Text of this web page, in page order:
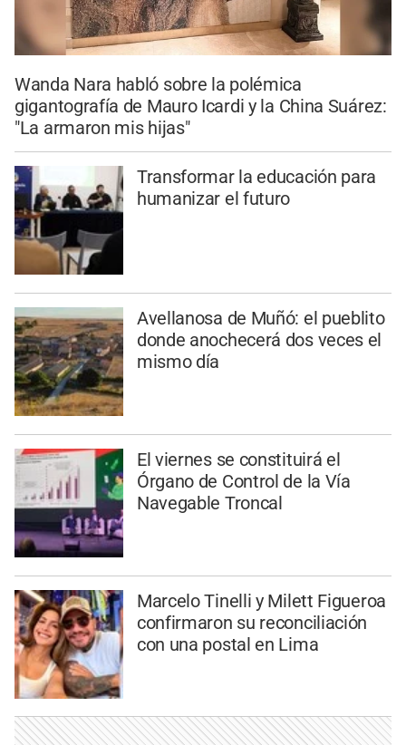
Wanda Nara habló sobre la polémica
gigantografía de Mauro Icardi y la China Suárez:
"La armaron mis hijas"
Transformar la educación para
humanizar el futuro
Avellanosa de Muñó: el pueblito
donde anochecerá dos veces el
mismo día
El viernes se constituirá el
Órgano de Control de la Vía
Navegable Troncal
Marcelo Tinelli y Milett Figueroa
confirmaron su reconciliación
con una postal en Lima